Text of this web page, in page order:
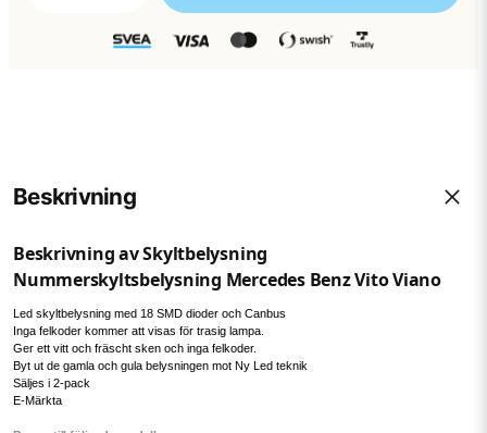
Beskrivning
Beskrivning av Skyltbelysning
Nummerskyltsbelysning Mercedes Benz Vito Viano
Led skyltbelysning med 18 SMD dioder och Canbus
Inga felkoder kommer att visas för trasig lampa.
Ger ett vitt och fräscht sken och inga felkoder.
Byt ut de gamla och gula belysningen mot Ny Led teknik
Säljes i 2-pack
E-Märkta